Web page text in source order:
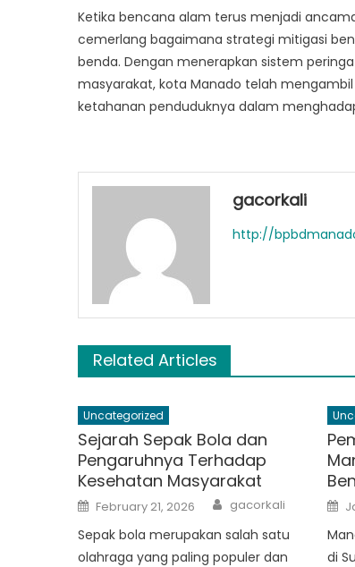
Ketika bencana alam terus menjadi
cemerlang bagaimana strategi mitigasi
benda. Dengan menerapkan sistem
masyarakat, kota Manado telah
ketahanan penduduknya dalam
gacorkali
http://
Related Articles
Uncategorized
Sejarah Sepak Bola dan
Pengaruhnya Terhadap
Kesehatan Masyarakat
Posted
on
February 21, 2026 Author
gacorkali
Sepak bola merupakan salah satu
olahraga yang paling populer dan
di